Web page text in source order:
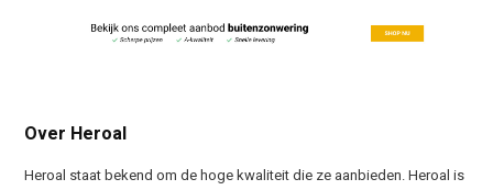
Over Heroal
Heroal staat bekend om de hoge kwaliteit die ze aanbieden. Heroal is